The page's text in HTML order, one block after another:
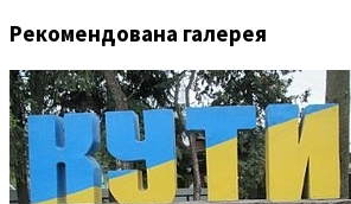
Рекомендована галерея